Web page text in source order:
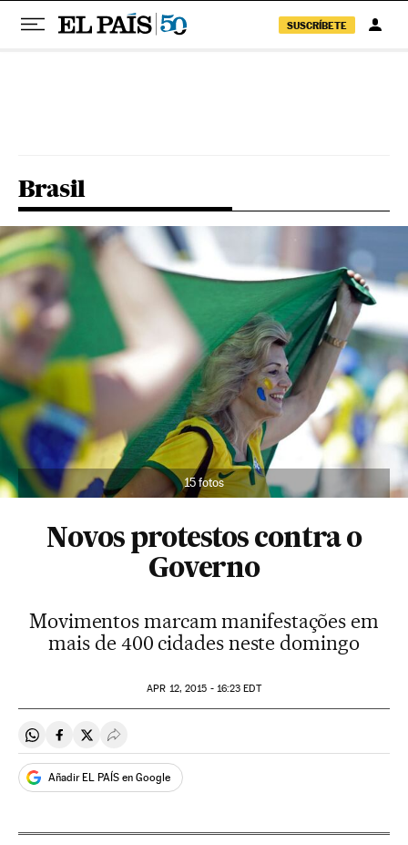
SUSCRÍBETE
Brasil
15 fotos
Novos protestos contra o
Governo
Movimentos marcam manifestações em
mais de 400 cidades neste domingo
APR 12, 2015 - 16:23 EDT
Compartir en Whatsapp
Compartir en Facebook
Compartir en Twitter
Desplegar Redes Sociales
Añadir EL PAÍS en Google